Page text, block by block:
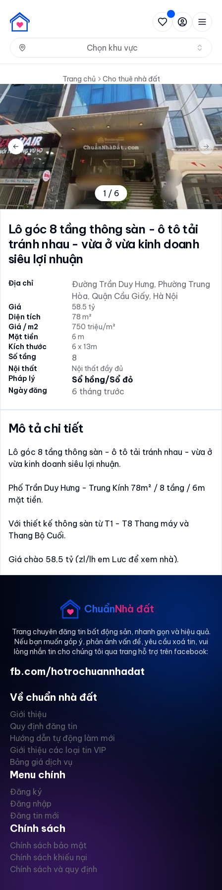
Chọn khu vực
Trang chủ Cho thuê nhà đất
Previous slide
1 / 6
Lô góc 8 tầng thông sàn - ô tô tải
tránh nhau - vừa ở vừa kinh doanh
siêu lợi nhuận
Địa chỉ
Đường Trần Duy Hưng, Phường Trung
Hòa, Quận Cầu Giấy, Hà Nội
Giá
58.5 tỷ
Diện tích
78 m²
Giá / m2
750 triệu/m²
Mặt tiền
6 m
Kích thước
6 x 13m
Số tầng
8
Nội thất
Nội thất đầy đủ
Pháp lý
Sổ hồng/Sổ đỏ
Ngày đăng 6 tháng trước
Mô tả chi tiết
Lô góc 8 tầng thông sàn - ô tô tải tránh nhau - vừa ở
vừa kinh doanh siêu lợi nhuận.
Phố Trần Duy Hưng - Trung Kính 78m² / 8 tầng / 6m
mặt tiền.
Với thiết kế thông sàn từ T1 - T8 Thang máy và
Thang Bộ Cuối.
Giá chào 58,5 tỷ (zl/lh em Lực để xem nhà).
ChuẩnNhà đất
Trang chuyên đăng tin bất động sản, nhanh gọn và hiệu quả.
Nếu bạn muốn góp ý, phản ánh vấn đề, yêu cầu xoá tin, vui
lòng nhắn tin cho chúng tôi qua trang hỗ trợ trên facebook:
fb.com/hotrochuannhadat
Về chuẩn nhà đất
Giới thiệu
Quy định đăng tin
Hướng dẫn tự động làm mới
Giới thiệu các loại tin VIP
Bảng giá dịch vụ
Menu chính
Đăng ký
Đăng nhập
Đăng tin mới
Chính sách
Chính sách bảo mật
Chính sách khiếu nại
Chính sách và quy định